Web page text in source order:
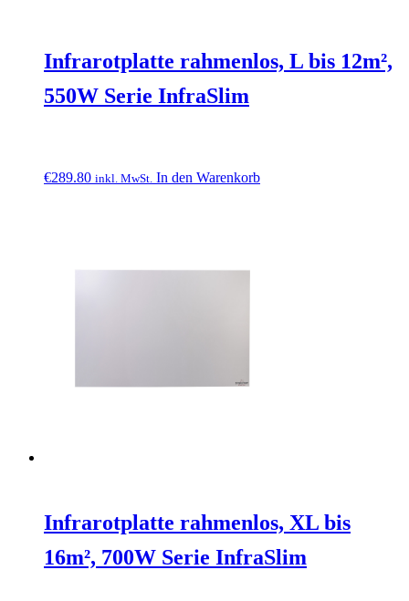
Infrarotplatte rahmenlos, L bis 12m²,
550W Serie InfraSlim
€289.80 inkl. MwSt. In den Warenkorb
Infrarotplatte rahmenlos, XL bis
16m², 700W Serie InfraSlim